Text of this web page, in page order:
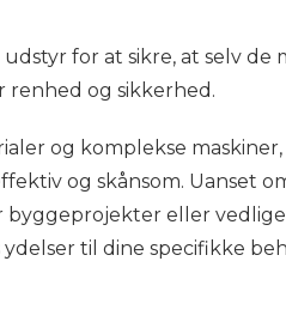
for at sikre, at selv de
og sikkerhed.
og komplekse
og skånsom. Uanset
byggeprojekter eller
til dine specifikke